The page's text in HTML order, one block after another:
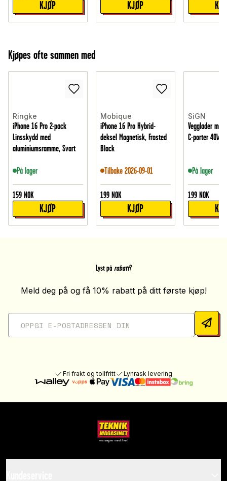
KJØP KJØP
Kjøpes ofte sammen med
Ringke
iPhone 16 Pro 2-pack
Linsskydd med
aluminiumsramme, Svart
På lager
159 NOK
KJØP
Mobique
iPhone 16 Pro Hybrid-
deksel Magnetisk, Frosted
Black
Tilbake 2026-09-01
199 NOK
KJØP
SiGN
Vegglader
C-porter 40W,
På lager
199 NOK
Lyst på rabatt?
Meld deg på og få 10% rabatt på ditt første kjøp!
Fri frakt og tollfritt Lynrask levering